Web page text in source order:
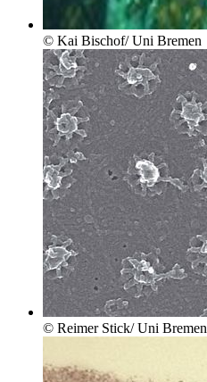
© Kai Bischof/ Uni Bremen
© Reimer Stick/ Uni Bremen